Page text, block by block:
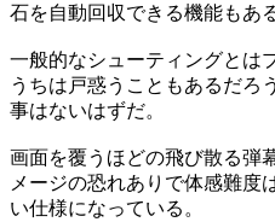
石を自動回収できる機能もある
一般的なシューティングとは
うちは戸惑うこともあるだろ
事はないはずだ。
画面を覆うほどの飛び散る弾
メージの恐れありで体感難度
い仕様になっている。